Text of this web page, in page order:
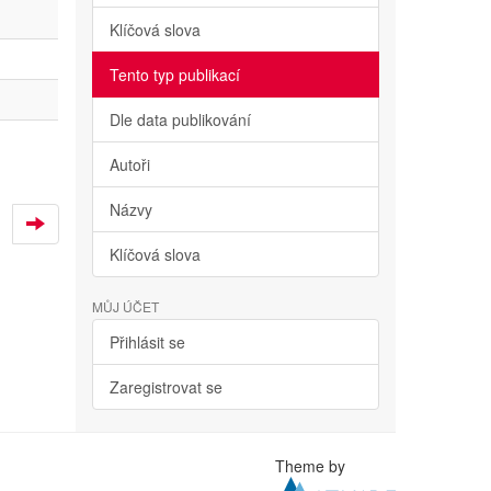
Klíčová slova
Tento typ publikací
Dle data publikování
Autoři
Názvy
Klíčová slova
MŮJ ÚČET
Přihlásit se
Zaregistrovat se
Theme by